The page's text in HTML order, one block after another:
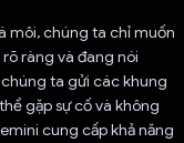
môi, chúng ta chỉ muốn
ràng và đang nói
ta gửi các khung
gặp sự cố và không
cung cấp khả năng